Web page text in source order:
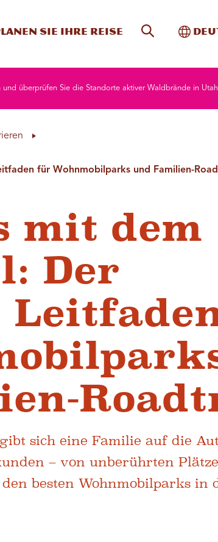
Sie Ihre Reise Website-
überprüfen Sie die Standorte aktiver Waldbrände in
für Wohnmobilparks und Familien-
mit dem
Der
sich eine Familie auf die
– von unberührten
besten Wohnmobilparks in